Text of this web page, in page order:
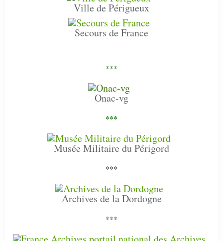
Ville de Périgueux
Secours de France
***
Onac-vg
***
Musée Militaire du Périgord
***
Archives de la Dordogne
***